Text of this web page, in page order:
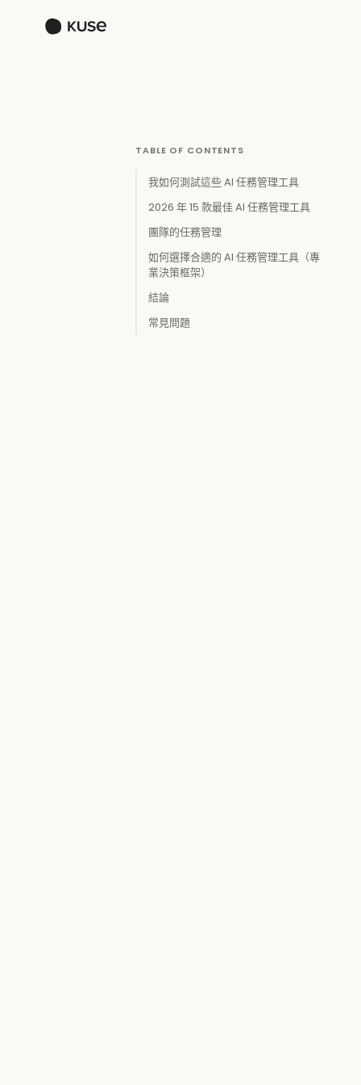
TABLE OF CONTENTS
我如何測試這些 AI 任務管理工具
2026 年 15 款最佳 AI 任務管理工具
團隊的任務管理
‍如何選擇合適的 AI 任務管理工具（專
業決策框架）
結論
常見問題